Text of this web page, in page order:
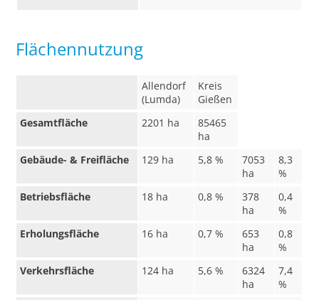
Flächennutzung
Allendorf
(Lumda)
Kreis
Gießen
Gesamtfläche
2201 ha
85465
ha
Gebäude- & Freifläche
129 ha 5,8 %
7053
ha
8,3
%
Betriebsfläche
18 ha 0,8 %
378
ha
0,4
%
Erholungsfläche
16 ha 0,7 %
653
ha
0,8
%
Verkehrsfläche
124 ha 5,6 %
6324
ha
7,4
%